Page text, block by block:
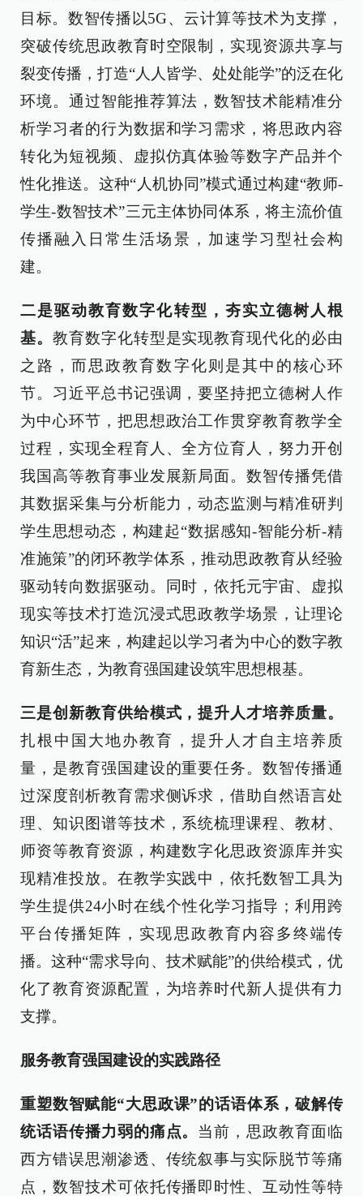
目标。数智传播以5G、云计算等技术为支撑，
突破传统思政教育时空限制，实现资源共享与
裂变传播，打造“人人皆学、处处能学”的泛在化
环境。通过智能推荐算法，数智技术能精准分
析学习者的行为数据和学习需求，将思政内容
转化为短视频、虚拟仿真体验等数字产品并个
性化推送。这种“人机协同”模式通过构建“教师-
学生-数智技术”三元主体协同体系，将主流价值
传播融入日常生活场景，加速学习型社会构
建。
二是驱动教育数字化转型，夯实立德树人根
基。 教育数字化转型是实现教育现代化的必由
之路，而思政教育数字化则是其中的核心环
节。习近平总书记强调，要坚持把立德树人作
为中心环节，把思想政治工作贯穿教育教学全
过程，实现全程育人、全方位育人，努力开创
我国高等教育事业发展新局面。数智传播凭借
其数据采集与分析能力，动态监测与精准研判
学生思想动态，构建起“数据感知-智能分析-精
准施策”的闭环教学体系，推动思政教育从经验
驱动转向数据驱动。同时，依托元宇宙、虚拟
现实等技术打造沉浸式思政教学场景，让理论
知识“活”起来，构建起以学习者为中心的数字教
育新生态，为教育强国建设筑牢思想根基。
三是创新教育供给模式，提升人才培养质量。
扎根中国大地办教育，提升人才自主培养质
量，是教育强国建设的重要任务。数智传播通
过深度剖析教育需求侧诉求，借助自然语言处
理、知识图谱等技术，系统梳理课程、教材、
师资等教育资源，构建数字化思政资源库并实
现精准投放。在教学实践中，依托数智工具为
学生提供24小时在线个性化学习指导；利用跨
平台传播矩阵，实现思政教育内容多终端传
播。这种“需求导向、技术赋能”的供给模式，优
化了教育资源配置，为培养时代新人提供有力
支撑。
服务教育强国建设的实践路径
重塑数智赋能“大思政课”的话语体系，破解传
统话语传播力弱的痛点。 当前，思政教育面临
西方错误思潮渗透、传统叙事与实际脱节等痛
点，数智技术可依托传播即时性、互动性等特